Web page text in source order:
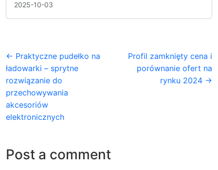
2025-10-03
← Praktyczne pudełko na
ładowarki – sprytne
rozwiązanie do
przechowywania
akcesoriów
elektronicznych
Profil zamknięty cena i
porównanie ofert na
rynku 2024 →
Post a comment